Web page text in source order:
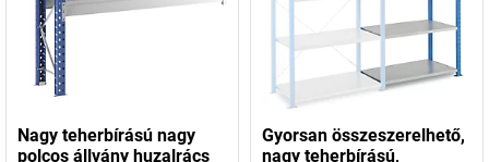
Nagy teherbírású nagy
polcos állvány huzalrács
Gyorsan összeszerelhető,
nagy teherbírású,